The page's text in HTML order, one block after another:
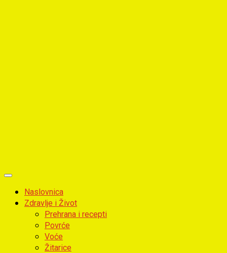
Primary
MenuNaslovnica
Zdravlje i Život
Prehrana i recepti
Povrće
Voće
Žitarice